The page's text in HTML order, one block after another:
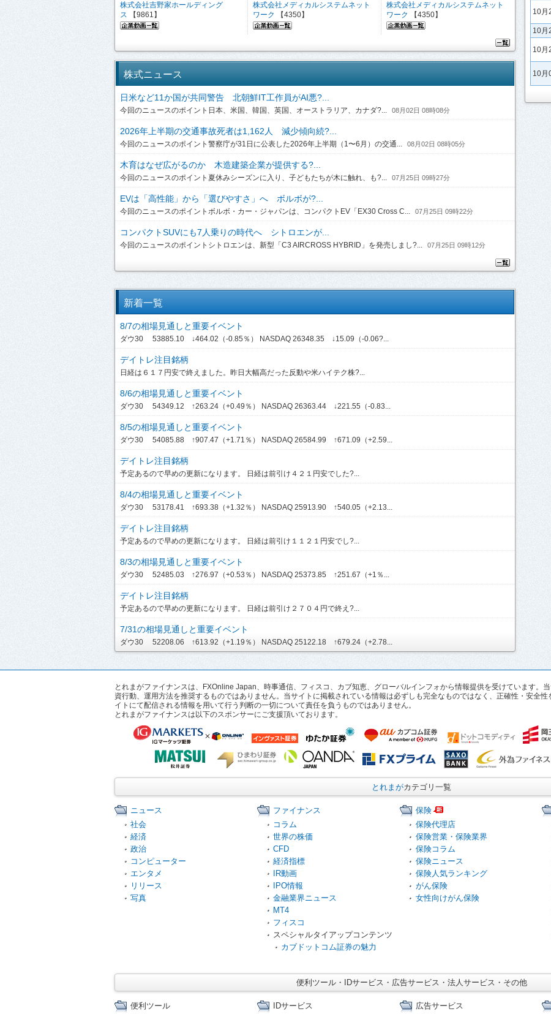
株式会社吉野家ホールディング
ス 【9861】
株式会社メディカルシステムネット
ワーク
【4350】
株式会社メディカルシステムネット
ワーク
【4350】
株式ニュース
日米など11か国が共同警告 北朝鮮IT工作員がAI悪?...
今回のニュースのポイント日本、米国、韓国、英国、オーストラリア、カナダ?... 08月02日 08時08分
2026年上半期の交通事故死者は1,162人 減少傾向続?...
今回のニュースのポイント警察庁が31日に公表した2026年上半期（1〜6月）の交通... 08月02日 08時05分
木育はなぜ広がるのか 木造建築企業が提供する?...
今回のニュースのポイント夏休みシーズンに入り、子どもたちが木に触れ、も?... 07月25日 09時27分
EVは「高性能」から「選びやすさ」へ ボルボが?...
今回のニュースのポイントボルボ・カー・ジャパンは、コンパクトEV「EX30 Cross C... 07月25日 09時22分
コンパクトSUVにも7人乗りの時代へ シトロエンが...
今回のニュースのポイントシトロエンは、新型「C3 AIRCROSS HYBRID」を発売しまし?... 07月25日 09時12分
新着一覧
8/7の相場見通しと重要イベント
ダウ30 53885.10 ↓464.02（-0.85％） NASDAQ 26348.35 ↓15.09（-0.06?...
デイトレ注目銘柄
日経は６１７円安で終えました。昨日大幅高だった反動や米ハイテク株?...
8/6の相場見通しと重要イベント
ダウ30 54349.12 ↑263.24（+0.49％） NASDAQ 26363.44 ↓221.55（-0.83...
8/5の相場見通しと重要イベント
ダウ30 54085.88 ↑907.47（+1.71％） NASDAQ 26584.99 ↑671.09（+2.59...
デイトレ注目銘柄
予定あるので早めの更新になります。 日経は前引け４２１円安でした?...
8/4の相場見通しと重要イベント
ダウ30 53178.41 ↑693.38（+1.32％） NASDAQ 25913.90 ↑540.05（+2.13...
デイトレ注目銘柄
予定あるので早めの更新になります。 日経は前引け１１２１円安でし?...
8/3の相場見通しと重要イベント
ダウ30 52485.03 ↑276.97（+0.53％） NASDAQ 25373.85 ↑251.67（+1％...
デイトレ注目銘柄
予定あるので早めの更新になります。 日経は前引け２７０４円で終え?...
7/31の相場見通しと重要イベント
ダウ30 52208.06 ↑613.92（+1.19％） NASDAQ 25122.18 ↑679.24（+2.78...
10月
10月
10月
10月
とれまがファイナンスは、FXOnline Japan、時事通信、フィスコ、カブ知恵、グローバルインフォから情報提供を受けています。
資行動、運用方法を推奨するものではありません。当サイトに掲載されている情報は必ずしも完全なものではなく、正確性・安全
イトにて配信される情報を用いて行う判断の一切について責任を負うものではありません。
とれまがファイナンスは以下のスポンサーにご支援頂いております。
とれまがカテゴリ一覧
ニュース
社会
経済
政治
コンピューター
エンタメ
リリース
写真
ファイナンス
コラム
世界の株価
CFD
経済指標
IR動画
IPO情報
金融業界ニュース
MT4
フィスコ
スペシャルタイアップコンテンツ
カブドットコム証券の魅力
保険
保険代理店
保険営業・保険業界
保険コラム
保険ニュース
保険人気ランキング
がん保険
女性向けがん保険
便利ツール・IDサービス・広告サービス・法人サービス・その他
便利ツール IDサービス 広告サービス